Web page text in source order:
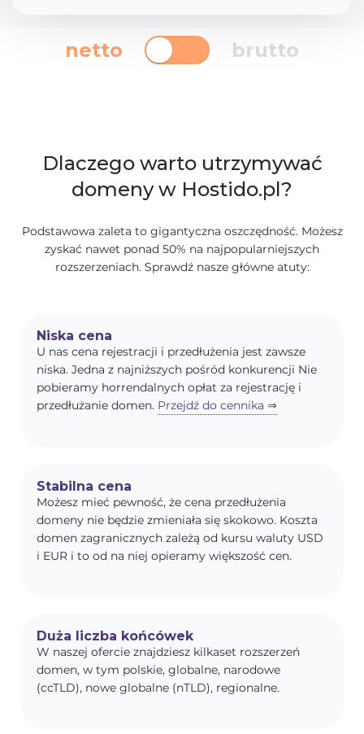
netto brutto
Dlaczego warto utrzymywać
domeny w Hostido.pl?
Podstawowa zaleta to gigantyczna oszczędność. Możesz
zyskać nawet ponad 50% na najpopularniejszych
rozszerzeniach. Sprawdź nasze główne atuty:
Niska cena
U nas cena rejestracji i przedłużenia jest zawsze
niska. Jedna z najniższych pośród konkurencji Nie
pobieramy horrendalnych opłat za rejestrację i
przedłużanie domen. Przejdź do cennika ⇒
Stabilna cena
Możesz mieć pewność, że cena przedłużenia
domeny nie będzie zmieniała się skokowo. Koszta
domen zagranicznych zależą od kursu waluty USD
i EUR i to od na niej opieramy większość cen.
Duża liczba końcówek
W naszej ofercie znajdziesz kilkaset rozszerzeń
domen, w tym polskie, globalne, narodowe
(ccTLD), nowe globalne (nTLD), regionalne.